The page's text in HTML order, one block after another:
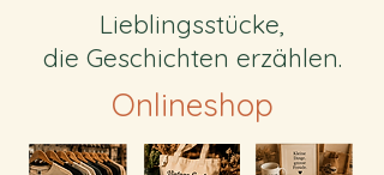
Lieblingsstücke,
die Geschichten erzählen.
Onlineshop